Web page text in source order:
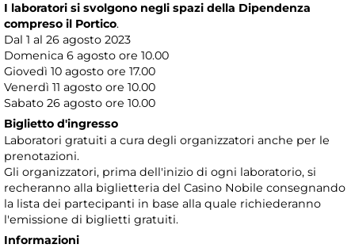
I laboratori si svolgono negli spazi della Dipendenza
compreso il Portico.
Dal 1 al 26 agosto 2023
Domenica 6 agosto ore 10.00
Giovedì 10 agosto ore 17.00
Venerdì 11 agosto ore 10.00
Sabato 26 agosto ore 10.00
Biglietto d'ingresso
Laboratori gratuiti a cura degli organizzatori anche per le
prenotazioni.
Gli organizzatori, prima dell'inizio di ogni laboratorio, si
recheranno alla biglietteria del Casino Nobile consegnando
la lista dei partecipanti in base alla quale richiederanno
l'emissione di biglietti gratuiti.
Informazioni